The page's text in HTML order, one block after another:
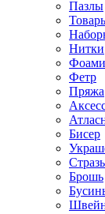
Пазлы
Нитки
Фетр
Пряжа
Бисер
Брошь